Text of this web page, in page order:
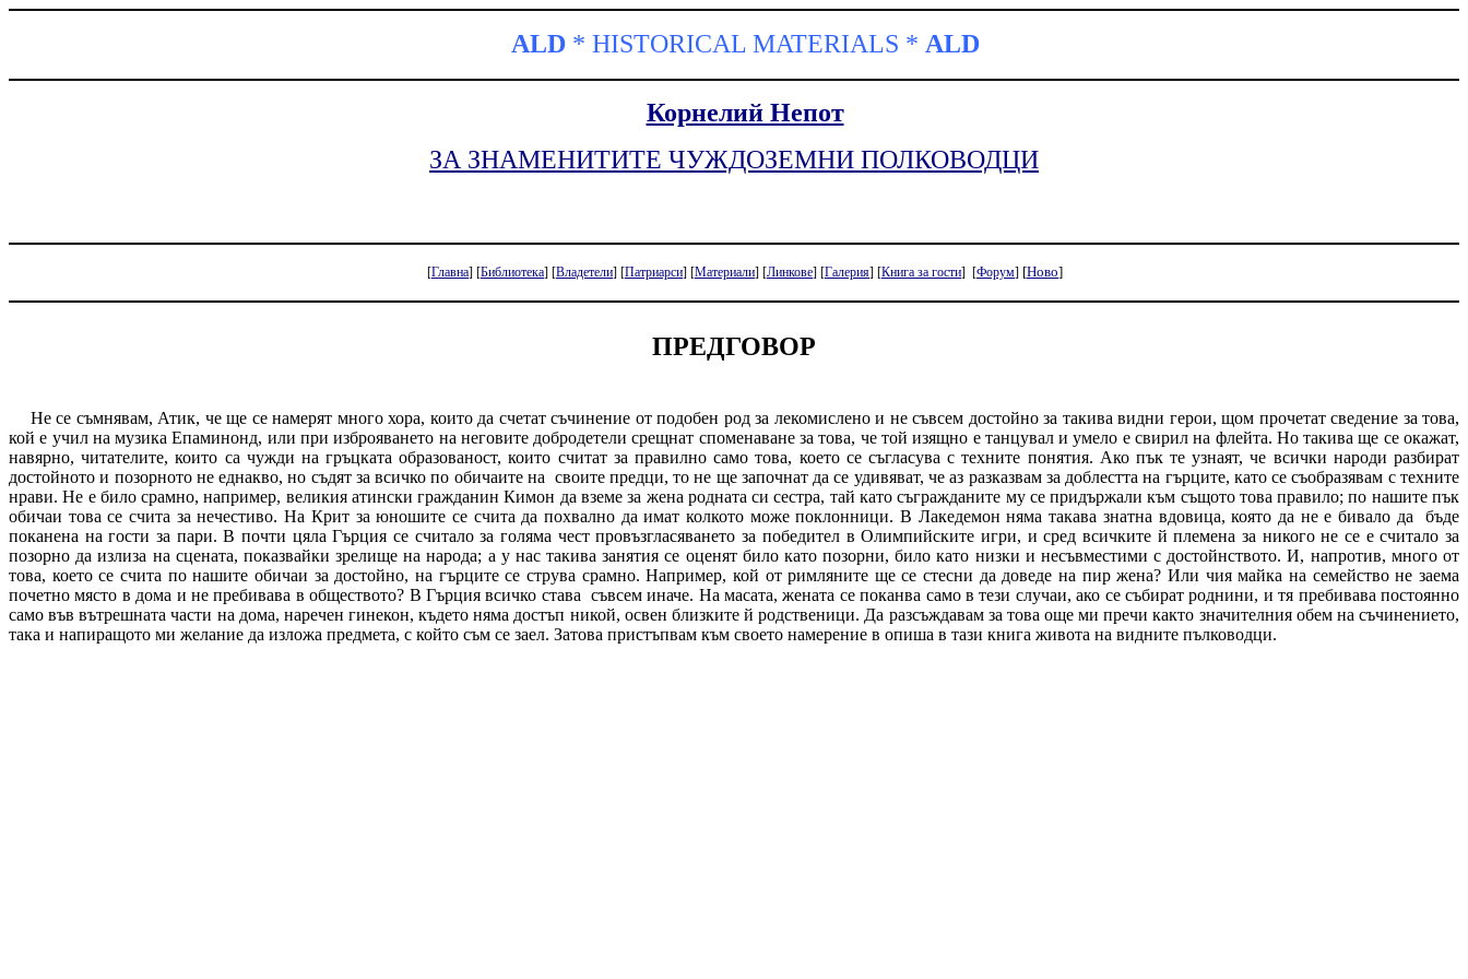
ALD* HISTORICAL MATERIALS * ALD
Корнелий Непот
ЗА ЗНАМЕНИТИТЕ ЧУЖДОЗЕМНИ ПОЛКОВОДЦИ
[Главна] [Библиотека] [Владетели] [Патриарси] [Материали] [Линкове] [Галерия] [Книга за гости] [Форум] [Ново]
ПРЕДГОВОР
Не се съмнявам, Атик, че ще се намерят много хора, които да счетат съчинение от подобен род за лекомислено и не съвсем достойно за такива видни герои, щом прочетат сведение за това,
кой е учил на музика Епаминонд, или при изброяването на неговите добродетели срещнат споменаване за това, че той изящно е танцувал и умело е свирил на флейта. Но такива ще се окажат,
навярно, читателите, които са чужди на гръцката образованост, които считат за правилно само това, което се съгласува с техните понятия. Ако пък те узнаят, че всички народи разбират
достойното и позорното не еднакво, но съ­дят за всичко по обичаите на своите предци, то не ще започнат да се удивяват, че аз разказвам за доблестта на гърците, като се съобразявам с техните
нрави. Не е било срамно, например, великия атински гражданин Кимон да вземе за жена родната си сестра, тай като съгражданите му се придържали към същото това правило; по нашите пък
обичаи това се счита за нечестиво. На Крит за юношите се счита да похвално да имат колкото може поклонници. В Лакедемон няма такава знатна вдовица, която да не е бивало да
бъде
поканена на гости за пари. В почти цяла Гърция се считало за голяма чест провъзгласяването за победител в Олимпийските игри, и сред всичките й племена за никого не се е считало за
позорно да излиза на сцената, показвайки зрелище на народа; а у нас такива занятия се оценят било като позорни, било като низки и несъвместими с достойнството. И, напротив, много от
това, което се счита по нашите обичаи за достойно, на гърците се струва срамно. Например, кой от римляните ще се стесни да доведе на пир жена? Или чия майка на семейство не заема
почетно място в дома и не пребивава в обществото? В Гърция всичко става съвсем иначе. На масата, жената се поканва само в тези случаи, ако се събират роднини, и тя пребивава постоянно
само във вътрешната части на дома, наречен гинекон, където няма достъп никой, освен близките й родственици. Да разсъждавам за това още ми пречи както значител­ния обем на съчинението,
така и напиращото ми желание да изложа предмета, с който съм се заел. Затова пристъпвам към своето намерение в опиша в тази книга живота на видните пълководци.